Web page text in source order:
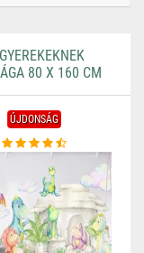
80 X 160 CM
ÚJDONSÁG